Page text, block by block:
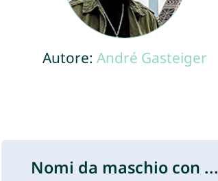
Autore: André Gasteiger
Nomi da maschio con ...